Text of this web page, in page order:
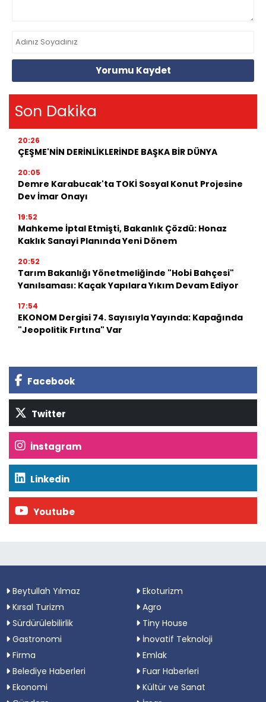
Yorumu Kaydet
Son Dakika
20:26
ÇEŞME'NİN DERİNLİKLERİNDE BAŞKA BİR DÜNYA
20:05
Demre Karabucak'ta TOKİ Sosyal Konut Projesine
Dev İmar Onayı
19:52
Mahkeme İptal Etmişti, Bakanlık Çözdü: Honaz
Kaklık Sanayi Planında Yeni Dönem
20:52
Tarım Bakanlığı Yönetmeliğinde "Hobi Bahçesi"
Yanılsaması: Kaçak Yapılara Yıkım Devam Ediyor
17:54
EKONOM Dergisi 74. Sayısıyla Yayında: Kapağında
"Jeopolitik Fırtına" Var
Facebook
Twitter
İnstagram
Linkedin
Youtube
Beytullah Yılmaz
Ekoturizm
Kırsal Turizm
Agro
Sürdürülebilirlik
Tiny House
Gastronomi
İnovatif Teknoloji
Firma
Emlak
Belediye Haberleri
Fuar Haberleri
Ekonomi
Kültür ve Sanat